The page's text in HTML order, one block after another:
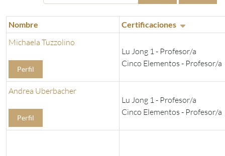
Nombre Certificaciones
Michaela Tuzzolino
Perfil
Lu Jong 1 - Profesor/a
Cinco Elementos - Profesor/a
Andrea Uberbacher
Perfil
Lu Jong 1 - Profesor/a
Cinco Elementos - Profesor/a